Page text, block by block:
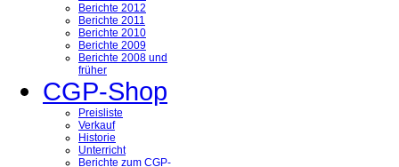
Berichte 2012
Berichte 2011
Berichte 2010
Berichte 2009
Berichte 2008 und
früher
CGP-Shop
Preisliste
Verkauf
Historie
Unterricht
Berichte zum CGP-